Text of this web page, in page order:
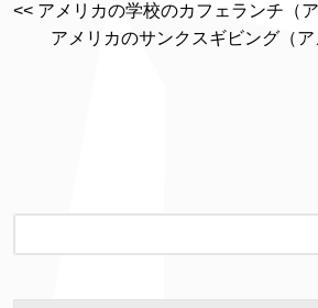
<< アメリカの学校のカフェランチ（
アメリカのサンクスギビング（